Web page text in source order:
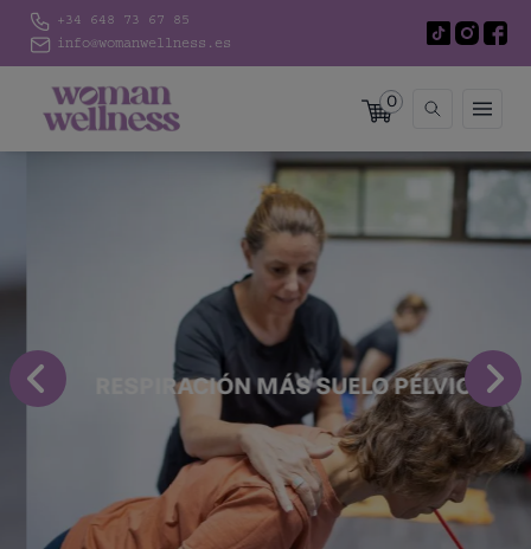
+34 648 73 67 85
info@womanwellness.es
0
RESPIRACIÓN MÁS SUELO PÉLVICO